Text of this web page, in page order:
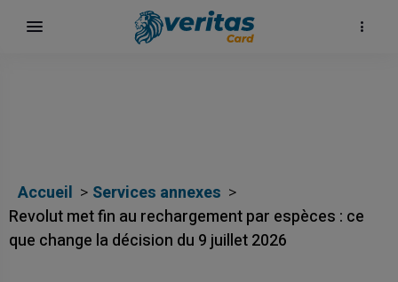
Accueil
Services annexes
Revolut met fin au rechargement par espèces : ce
que change la décision du 9 juillet 2026